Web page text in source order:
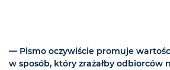
— Pismo oczywiście promuje
w sposób, który zrażałby odbiorców